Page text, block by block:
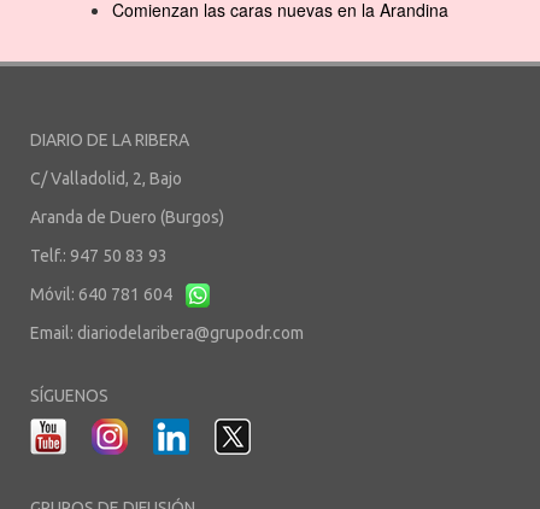
Comienzan las caras nuevas en la Arandina
DIARIO DE LA RIBERA
C/ Valladolid, 2, Bajo
Aranda de Duero (Burgos)
Telf.: 947 50 83 93
Móvil: 640 781 604
Email: diariodelaribera@grupodr.com
SÍGUENOS